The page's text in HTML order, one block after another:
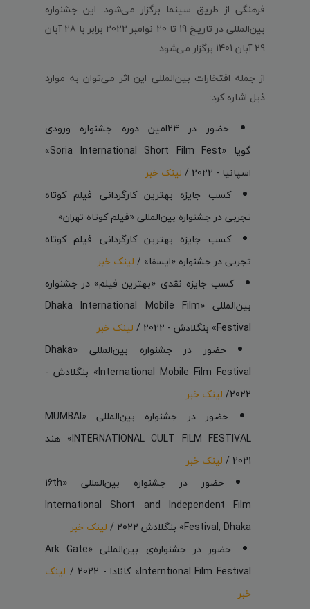
فرهنگی از طریق سینما برگزار می‌شود. این جشنواره
بین‌المللی در تاریخ 19 تا 20 نوامبر 2022 برابر با 28 آبان
29 آبان 1401 برگزار می‌شود.
از جمله افتخارات بین‌المللی این اثر می‌توان به موارد
ذیل اشاره کرد:
حضور در 24امین دوره جشنواره ورودی
گویا «Soria International Short Film Fest»
اسپانیا - 2022 /
لینک خبر
کسب جایزه بهترین کارگردانی فیلم کوتاه
تجربی در جشنواره‌ بین‌المللی «فیلم کوتاه تهران»
کسب جایزه بهترین کارگردانی فیلم کوتاه
تجربی در جشنواره‌ «ایسفا» / لینک خبر
کسب جایزه نقدی «بهترین فیلم» در جشنواره
بین‌المللی «Dhaka International Mobile Film
Festival» بنگلادش - 2022 /
لینک خبر
حضور در جشنواره بین‌المللی «Dhaka
International Mobile Film Festival» بنگلادش -
2022/ لینک خبر
حضور در جشنواره بین‌المللی «MUMBAI
INTERNATIONAL CULT FILM FESTIVAL» هند
2021 /
لینک خبر
حضور در جشنواره بین‌المللی «16th
International Short and Independent Film
Festival, Dhaka» بنگلادش 2022 /
لینک خبر
حضور در جشنواره‌ی بین‌المللی «Ark Gate
Interntional Film Festival» کانادا - 2022 /
لینک
خبر